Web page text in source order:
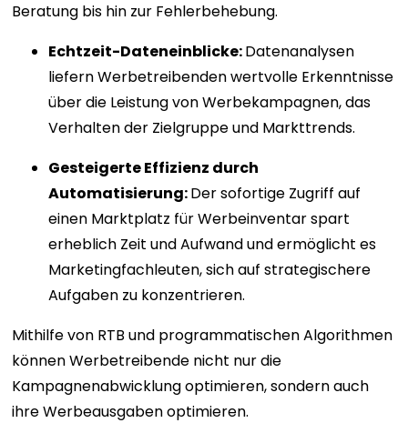
Beratung bis hin zur Fehlerbehebung.
Echtzeit-Dateneinblicke:Datenanalysen
liefern Werbetreibenden wertvolle Erkenntnisse
über die Leistung von Werbekampagnen, das
Verhalten der Zielgruppe und Markttrends.
Gesteigerte Effizienz durch
Automatisierung:Der sofortige Zugriff auf
einen Marktplatz für Werbeinventar spart
erheblich Zeit und Aufwand und ermöglicht es
Marketingfachleuten, sich auf strategischere
Aufgaben zu konzentrieren.
Mithilfe von RTB und programmatischen Algorithmen
können Werbetreibende nicht nur die
Kampagnenabwicklung optimieren, sondern auch
ihre Werbeausgaben optimieren.